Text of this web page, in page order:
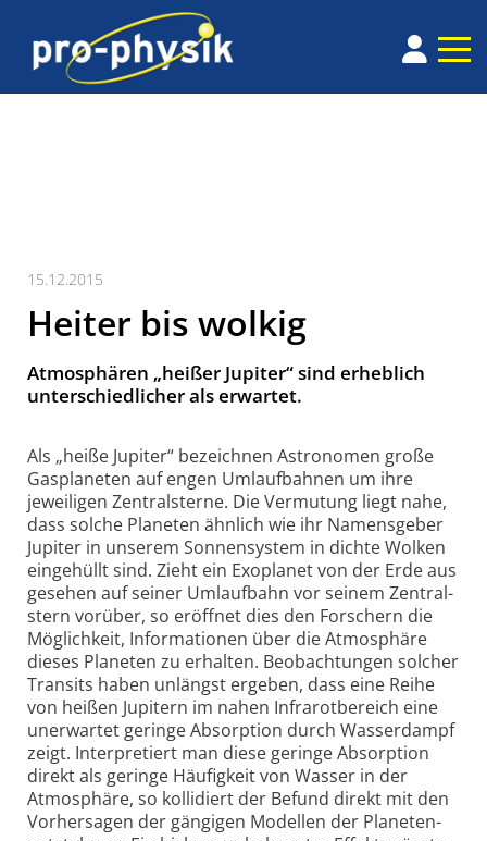
15.12.2015
Heiter bis wolkig
Atmosphären „heißer Jupiter“ sind erheblich
unterschiedlicher als erwartet.
Als „heiße Jupiter“ bezeichnen Astronomen große
Gasplaneten auf engen Umlauf­bahnen um ihre
jeweiligen Zentral­sterne. Die Vermutung liegt nahe,
dass solche Planeten ähnlich wie ihr Namens­geber
Jupiter in unserem Sonnen­system in dichte Wolken
eingehüllt sind. Zieht ein Exoplanet von der Erde aus
gesehen auf seiner Umlauf­bahn vor seinem Zentral­
stern vorüber, so eröffnet dies den Forschern die
Möglichkeit, Informationen über die Atmosphäre
dieses Planeten zu erhalten. Beobachtungen solcher
Transits haben unlängst ergeben, dass eine Reihe
von heißen Jupitern im nahen Infrarot­bereich eine
unerwartet geringe Absorption durch Wasserdampf
zeigt. Interpretiert man diese geringe Absorption
direkt als geringe Häufigkeit von Wasser in der
Atmosphäre, so kollidiert der Befund direkt mit den
Vorher­sagen der gängigen Modellen der Planeten­